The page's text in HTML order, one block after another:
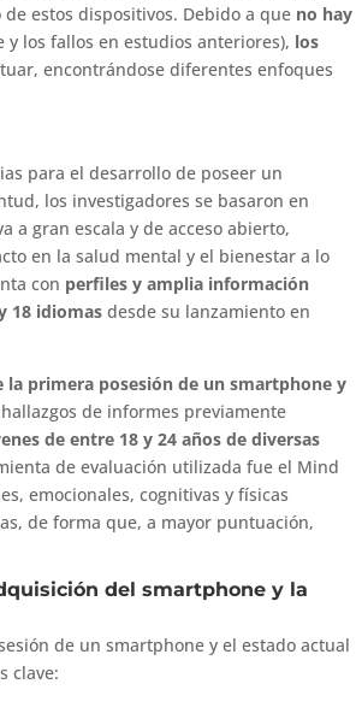
estos dispositivos. Debido a que no hay
los fallos en estudios anteriores), los
encontrándose diferentes enfoques
para el desarrollo de poseer un
los investigadores se basaron en
a gran escala y de acceso abierto,
en la salud mental y el bienestar a lo
con perfiles y amplia información
18 idiomas desde su lanzamiento en
la primera posesión de un smartphone y
de informes previamente
de entre 18 y 24 años de diversas
de evaluación utilizada fue el Mind
emocionales, cognitivas y físicas
de forma que, a mayor puntuación,
del smartphone y la
de un smartphone y el estado actual
clave: